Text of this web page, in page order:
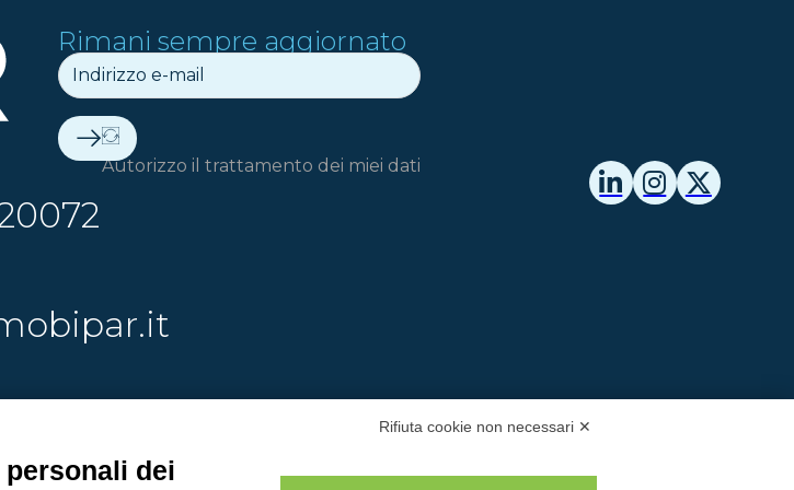
Rimani sempre aggiornato
Autorizzo il trattamento dei miei dati
Rifiuta cookie non necessari ✕
dei